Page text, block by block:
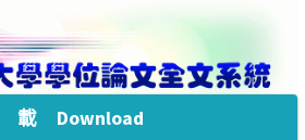
載 Download